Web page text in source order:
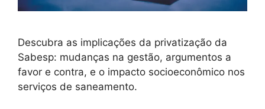
Descubra as implicações da privatização da
Sabesp: mudanças na gestão, argumentos a
favor e contra, e o impacto socioeconômico nos
serviços de saneamento.